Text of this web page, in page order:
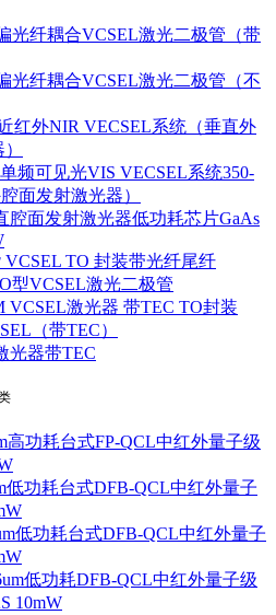
光纤耦合VCSEL激光二极管（带
光纤耦合VCSEL激光二极管（不
红外NIR VECSEL系统（垂直外
频可见光VIS VECSEL系统350-
面发射激光器）
腔面发射激光器低功耗芯片GaAs
VCSEL TO 封装带光纤尾纤
型VCSEL激光二极管
VCSEL激光器 带TEC TO封装
（带TEC）
光器带TEC
高功耗台式FP-QCL中红外量子级
低功耗台式DFB-QCL中红外量子
低功耗台式DFB-QCL中红外量子
低功耗DFB-QCL中红外量子级
10mW